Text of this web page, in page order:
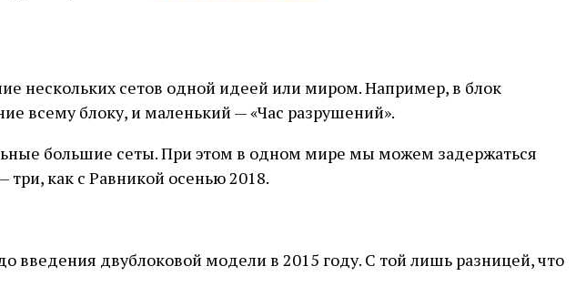
нескольких сетов одной идеей или миром. Например, в блок
всему блоку, и маленький — «Час разрушений».
большие сеты. При этом в одном мире мы можем задержаться
как с Равникой осенью 2018.
введения двублоковой модели в 2015 году. С той лишь разницей, что